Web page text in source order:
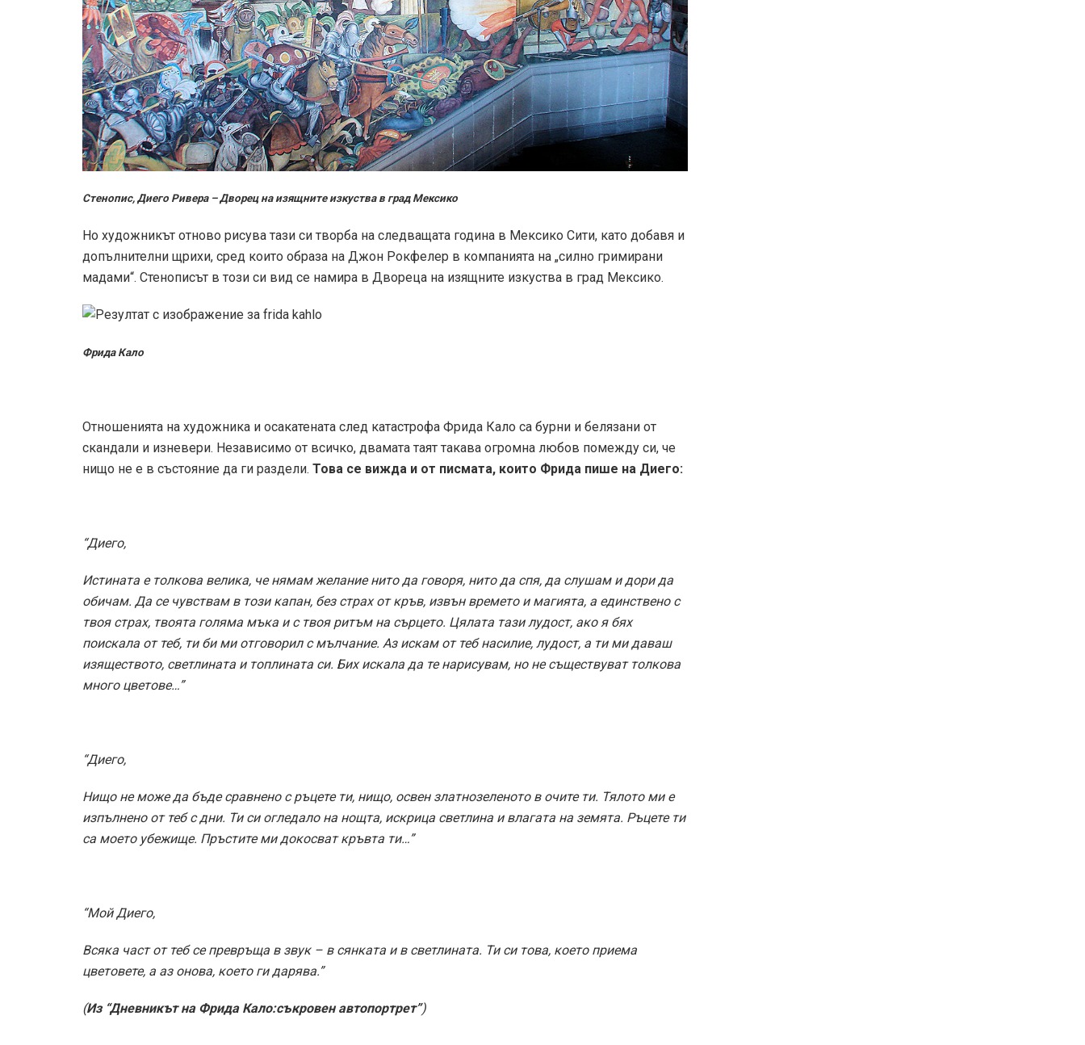
Стенопис, Диего Ривера – Дворец на изящните изкуства в град Мексико
Но художникът отново рисува тази си творба на следващата година в Мексико Сити, като добавя и
допълнителни щрихи, сред които образа на Джон Рокфелер в компанията на „силно гримирани
мадами“. Стенописът в този си вид се намира в Двореца на изящните изкуства в град Мексико.
Фрида Кало
Отношенията на художника и осакатената след катастрофа Фрида Кало са бурни и белязани от
скандали и изневери. Независимо от всичко, двамата таят такава огромна любов помежду си, че
нищо не е в състояние да ги раздели. Това се вижда и от писмата, които Фрида пише на Диего:
“Диего,
Истината е толкова велика, че нямам желание нито да говоря, нито да спя, да слушам и дори да
обичам. Да се чувствам в този капан, без страх от кръв, извън времето и магията, а единствено с
твоя страх, твоята голяма мъка и с твоя ритъм на сърцето. Цялата тази лудост, ако я бях
поискала от теб, ти би ми отговорил с мълчание. Аз искам от теб насилие, лудост, а ти ми даваш
изяществото, светлината и топлината си. Бих искала да те нарисувам, но не съществуват толкова
много цветове…”
“Диего,
Нищо не може да бъде сравнено с ръцете ти, нищо, освен златнозеленото в очите ти. Тялото ми е
изпълнено от теб с дни. Ти си огледало на нощта, искрица светлина и влагата на земята. Ръцете ти
са моето убежище. Пръстите ми докосват кръвта ти…”
“Мой Диего,
Всяка част от теб се превръща в звук – в сянката и в светлината. Ти си това, което приема
цветовете, а аз онова, което ги дарява.”
(Из “Дневникът на Фрида Кало:съкровен автопортрет”)